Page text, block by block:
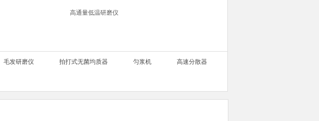
高通量低温研磨仪
毛发研磨仪 拍打式无菌均质器 匀浆机 高速分散器